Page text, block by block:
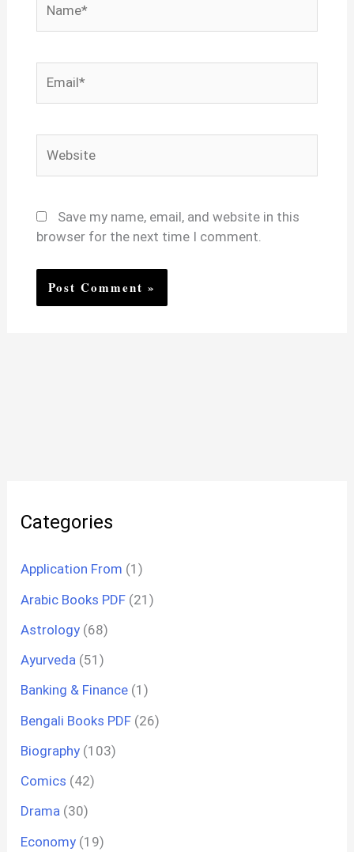
Save my name, email, and website in this
browser for the next time I comment.
Categories
Application From (1)
Arabic Books PDF (21)
Astrology (68)
Ayurveda (51)
Banking & Finance (1)
Bengali Books PDF (26)
Biography (103)
Comics (42)
Drama (30)
Economy (19)